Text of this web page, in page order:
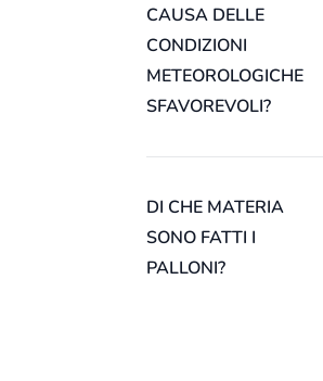
CAUSA DELLE
CONDIZIONI
METEOROLOGICHE
SFAVOREVOLI?
DI CHE MATERIA
SONO FATTI I
PALLONI?